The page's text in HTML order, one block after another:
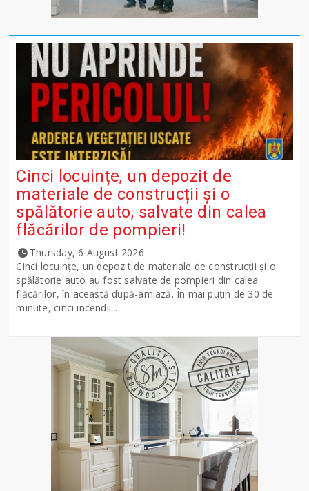
Cinci locuințe, un depozit de
materiale de construcții și o
spălătorie auto, salvate din calea
flăcărilor de pompieri!
Thursday, 6 August 2026
Cinci locuințe, un depozit de materiale de construcții și o
spălătorie auto au fost salvate de pompieri din calea
flăcărilor, în această după-amiază. În mai puțin de 30 de
minute, cinci incendii...